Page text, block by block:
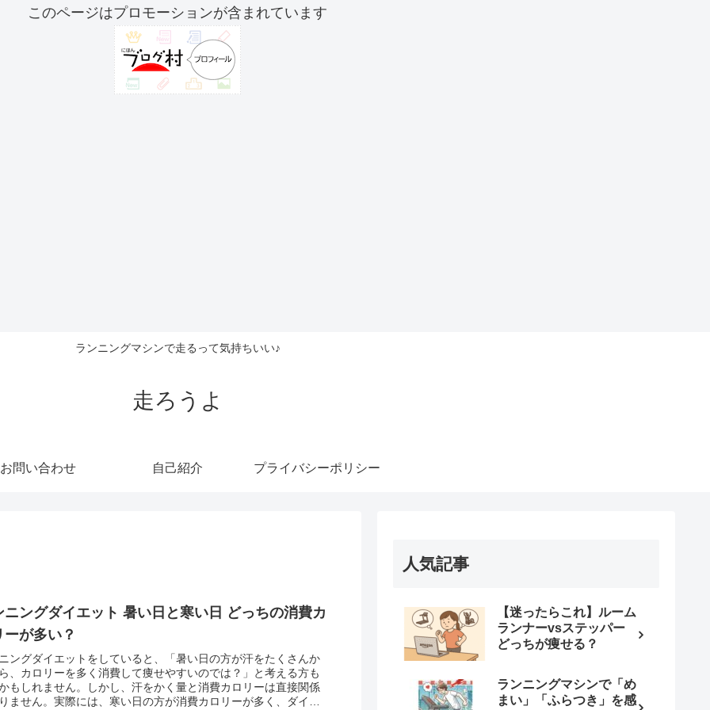
このページはプロモーションが含まれています
ランニングマシンで走るって気持ちいい♪
走ろうよ
お問い合わせ 自己紹介 プライバシーポリシー
ニングダイエット 暑い日と寒い日 どっちの消費カ
ーが多い？
ングダイエットをしていると、「暑い日の方が汗をたくさんか
、カロリーを多く消費して痩せやすいのでは？」と考える方も
もしれません。しかし、汗をかく量と消費カロリーは直接関係
ません。実際には、寒い日の方が消費カロリーが多く、ダイエ
人気記事
【迷ったらこれ】ルーム
ランナーvsステッパー
どっちが痩せる？
ランニングマシンで「め
まい」「ふらつき」を感